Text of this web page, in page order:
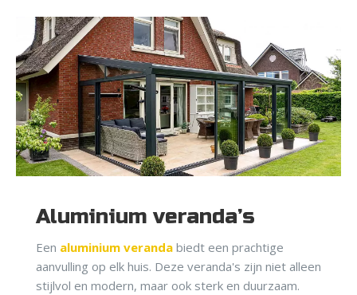
Aluminium veranda’s
Een aluminium veranda biedt een prachtige
aanvulling op elk huis. Deze veranda's zijn niet alleen
stijlvol en modern, maar ook sterk en duurzaam.